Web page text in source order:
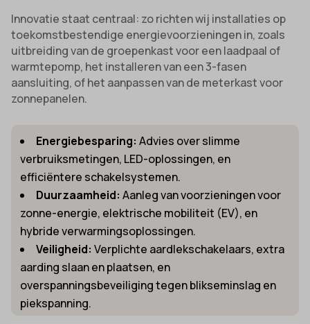
Innovatie staat centraal: zo richten wij installaties op
toekomstbestendige energievoorzieningen in, zoals
uitbreiding van de groepenkast voor een laadpaal of
warmtepomp, het installeren van een 3-fasen
aansluiting, of het aanpassen van de meterkast voor
zonnepanelen.
Energiebesparing: Advies over slimme
verbruiksmetingen, LED-oplossingen, en
efficiëntere schakelsystemen.
Duurzaamheid: Aanleg van voorzieningen voor
zonne-energie, elektrische mobiliteit (EV), en
hybride verwarmingsoplossingen.
Veiligheid: Verplichte aardlekschakelaars, extra
aarding slaan en plaatsen, en
overspanningsbeveiliging tegen blikseminslag en
piekspanning.